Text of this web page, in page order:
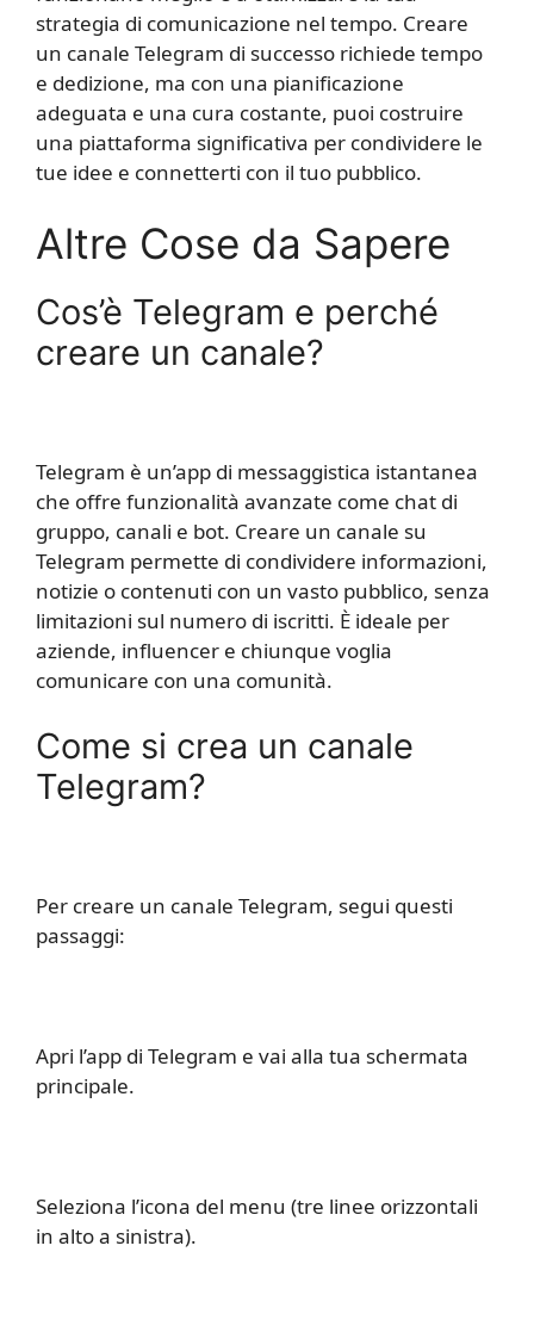
strategia di comunicazione nel tempo. Creare
un canale Telegram di successo richiede tempo
e dedizione, ma con una pianificazione
adeguata e una cura costante, puoi costruire
una piattaforma significativa per condividere le
tue idee e connetterti con il tuo pubblico.
Altre Cose da Sapere
Cos’è Telegram e perché
creare un canale?
Telegram è un’app di messaggistica istantanea
che offre funzionalità avanzate come chat di
gruppo, canali e bot. Creare un canale su
Telegram permette di condividere informazioni,
notizie o contenuti con un vasto pubblico, senza
limitazioni sul numero di iscritti. È ideale per
aziende, influencer e chiunque voglia
comunicare con una comunità.
Come si crea un canale
Telegram?
Per creare un canale Telegram, segui questi
passaggi:
Apri l’app di Telegram e vai alla tua schermata
principale.
Seleziona l’icona del menu (tre linee orizzontali
in alto a sinistra).